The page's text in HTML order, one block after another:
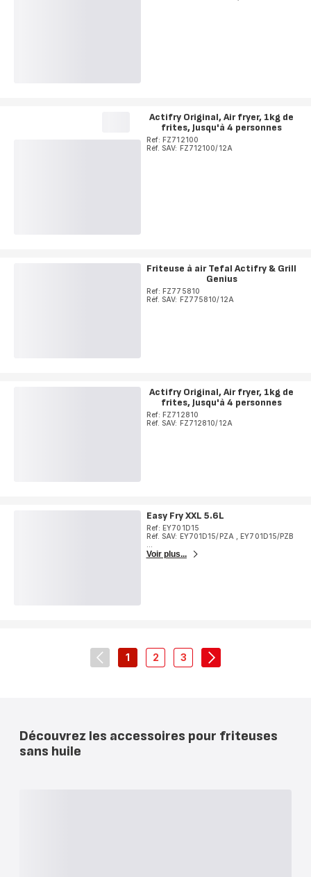
Actifry Original, Air fryer, 1kg de
frites, Jusqu'à 4 personnes
Ref: FZ712100
Réf. SAV: FZ712100/12A
Friteuse à air Tefal Actifry & Grill
Genius
Ref: FZ775810
Réf. SAV: FZ775810/12A
Actifry Original, Air fryer, 1kg de
frites, Jusqu'à 4 personnes
Ref: FZ712810
Réf. SAV: FZ712810/12A
Easy Fry XXL 5.6L
Ref: EY701D15
Réf. SAV: EY701D15/PZA
EY701D15/PZB
Voir plus...
navigation.pagination.actions.prev
1-
2
-
3
-
Découvrez les accessoires pour friteuses
sans huile